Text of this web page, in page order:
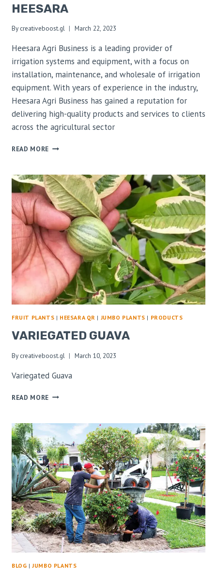
HEESARA
Bycreativeboost.gl March 22, 2023
Heesara Agri Business is a leading provider of
irrigation systems and equipment, with a focus on
installation, maintenance, and wholesale of irrigation
equipment. With years of experience in the industry,
Heesara Agri Business has gained a reputation for
delivering high-quality products and services to clients
across the agricultural sector
READ MORE
FRUIT PLANTS | HEESARA QR | JUMBO PLANTS | PRODUCTS
VARIEGATED GUAVA
Bycreativeboost.gl March 10, 2023
Variegated Guava
READ MORE
BLOG |JUMBO PLANTS